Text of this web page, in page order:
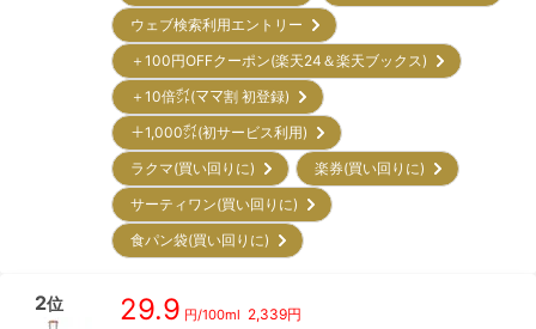
ウェブ検索利用エントリー
＋100円OFFクーポン(楽天24＆楽天ブックス)
＋10倍㌽(ママ割 初登録)
＋1,000㌽(初サービス利用)
ラクマ(買い回りに)
楽券(買い回りに)
サーティワン(買い回りに)
食パン袋(買い回りに)
2位 29.9 円/100ml 2,339円